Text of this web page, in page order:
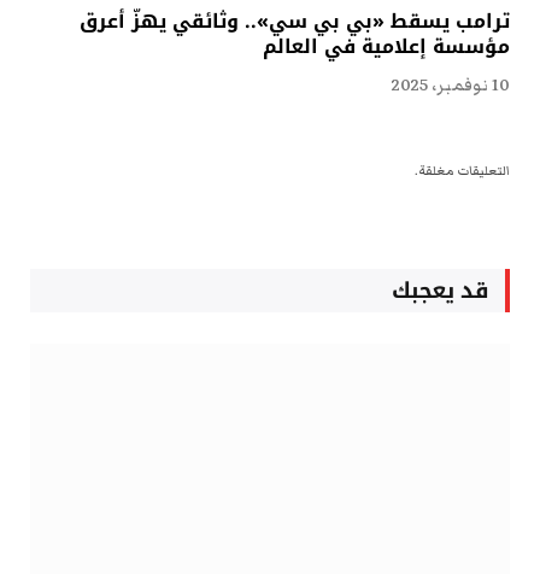
ترامب يسقط «بي بي سي».. وثائقي يهزّ أعرق
مؤسسة إعلامية في العالم
10 نوفمبر، 2025
التعليقات مغلقة.
قد يعجبك